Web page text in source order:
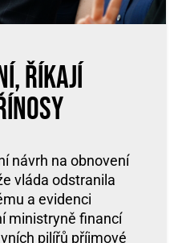
říkají
návrh na obnovení
vláda odstranila
a evidenci
ministryně financí
pilířů příjmové